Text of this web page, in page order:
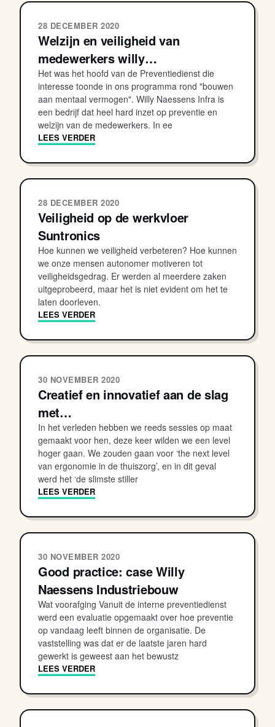
28 DECEMBER 2020
Welzijn en veiligheid van
medewerkers willy…
Het was het hoofd van de Preventiedienst die
interesse toonde in ons programma rond "bouwen
aan mentaal vermogen". Willy Naessens Infra is
een bedrijf dat heel hard inzet op preventie en
welzijn van de medewerkers. In ee
LEES VERDER
28 DECEMBER 2020
Veiligheid op de werkvloer
Suntronics
Hoe kunnen we veiligheid verbeteren? Hoe kunnen
we onze mensen autonomer motiveren tot
veiligheidsgedrag. Er werden al meerdere zaken
uitgeprobeerd, maar het is niet evident om het te
laten doorleven.
LEES VERDER
30 NOVEMBER 2020
Creatief en innovatief aan de slag
met…
In het verleden hebben we reeds sessies op maat
gemaakt voor hen, deze keer wilden we een level
hoger gaan. We zouden gaan voor ‘the next level
van ergonomie in de thuiszorg’, en in dit geval
werd het ‘de slimste stiller
LEES VERDER
30 NOVEMBER 2020
Good practice: case Willy
Naessens Industriebouw
Wat voorafging Vanuit de interne preventiedienst
werd een evaluatie opgemaakt over hoe preventie
op vandaag leeft binnen de organisatie. De
vaststelling was dat er de laatste jaren hard
gewerkt is geweest aan het bewustz
LEES VERDER